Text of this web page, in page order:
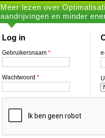
Meer lezen over
aandrijvingen en minder
Log in
Gebruikersnaam *
Wachtwoord *